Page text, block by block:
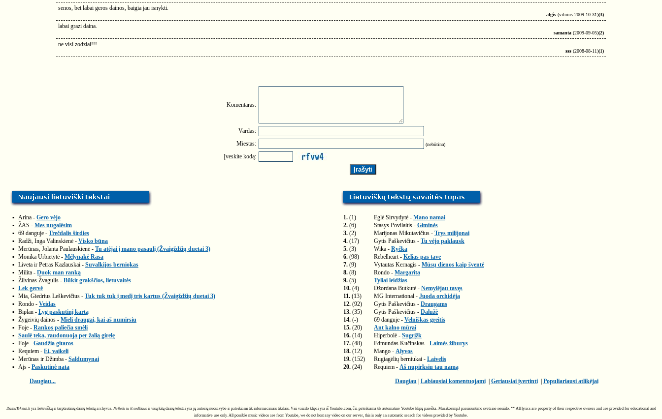
senos, bet labai geros dainos, baigia jau isnykti.
algis (vilnius 2009-10-31)(3)
labai grazi daina.
samanta (2009-09-05)(2)
ne visi zodziai!!!
sss (2008-08-11)(1)
Komentaras:
Vardas:
Miestas:
(nebūtina)
Įveskite kodą:
▪ Arina - Gero vėjo
▪ ŽAS - Mes nugalėsim
▪ 69 danguje - Trečdalis širdies
▪ Radži, Inga Valinskienė - Visko būna
▪ Merūnas, Jolanta Paulauskienė - Tu atėjai į mano pasaulį (Žvaigždžių duetai 3)
▪ Monika Urbietytė - Mėlynakė Rasa
▪ Liveta ir Petras Kazlauskai - Suvalkijos berniokas
▪ Milita - Duok man ranką
▪ Žilvinas Žvagulis - Būkit grakščios, lietuvaitės
▪ Lek gervė
▪ Mia, Giedrius Leškevičius - Tuk tuk tuk į medį tris kartus (Žvaigždžių duetai 3)
▪ Rondo - Veidas
▪ Biplan - Lyg paskutinį kartą
▪ Žygeivių dainos - Mieli draugai, kai aš numirsiu
▪ Foje - Rankos paliečia smėlį
▪ Saulė teka, raudonuoja per žalią girelę
▪ Foje - Gaudžia gitaros
▪ Requiem - Ei, vaikeli
▪ Merūnas ir Džimba - Saldumynai
▪ Ajs - Paskutinė nata
Daugiau...
1. (1) Eglė Sirvydytė - Mano namai
2. (6) Stasys Povilaitis - Giminės
3. (2) Marijonas Mikutavičius - Trys milijonai
4. (17) Gytis Paškevičius - Tu vėjo paklausk
5. (3) Wika - Ryčka
6. (98) Rebelheart - Kelias pas tave
7. (9) Vytautas Kernagis - Mūsų dienos kaip šventė
8. (8) Rondo - Margarita
9. (5)
Tyliai leidžias
10. (4) Džordana Butkutė - Nemylėjau tavęs
11. (13) MG International - Juoda orchidėja
12. (92) Gytis Paškevičius - Draugams
13. (35) Gytis Paškevičius - Dalužė
14. (-) 69 danguje - Velniškas greitis
15. (20)
Ant kalno mūrai
16. (14) Hiperbolė - Sugrįžk
17. (48) Edmundas Kučinskas - Laimės žiburys
18. (12) Mango - Alyvos
19. (152) Rugiagėlių berniukai - Laivelis
20. (24) Requiem - Aš nupirksiu tau namą
Daugiau| Labiausiai komentuojami| Geriausiai įvertinti| Populiariausi atlikėjai
DainuTekstai.ltyra lietuviškų ir tarptautinių dainų tekstų archyvas. Neišeik tu iš sodžiausir visų kitų dainų tekstai yra jų autorių nuosavybė ir pateikiami tik informaciniais tikslais. Visi vaizdo klipai yra iš Youtube.com, čia pateikiama tik automatinė Youtube klipų paieška. Muzikos/mp3 parsisiuntimo svetainė nesiūlo. ** All lyrics are property of their respective owners and are provided for educational and
informative use only. All possible music videos are from Youtube, we do not host any video on our server, this is only an automatic search for videos provided by Youtube.